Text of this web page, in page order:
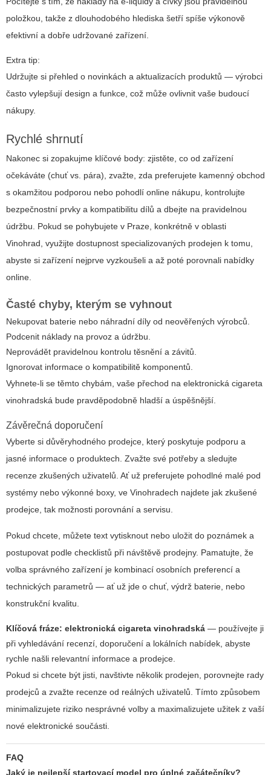
položkou, takže z dlouhodobého hlediska šetří spíše výkonově
efektivní a dobře udržované zařízení.
Extra tip:
Udržujte si přehled o novinkách a aktualizacích produktů — výrobci
často vylepšují design a funkce, což může ovlivnit vaše budoucí
nákupy.
Rychlé shrnutí
Nakonec si zopakujme klíčové body: zjistěte, co od zařízení
očekáváte (chuť vs. pára), zvažte, zda preferujete kamenný obchod
s okamžitou podporou nebo pohodlí online nákupu, kontrolujte
bezpečnostní prvky a kompatibilitu dílů a dbejte na pravidelnou
údržbu. Pokud se pohybujete v Praze, konkrétně v oblasti
Vinohrad, využijte dostupnost specializovaných prodejen k tomu,
abyste si zařízení nejprve vyzkoušeli a až poté porovnali nabídky
online.
Časté chyby, kterým se vyhnout
Nekupovat baterie nebo náhradní díly od neověřených výrobců.
Podcenit náklady na provoz a údržbu.
Neprovádět pravidelnou kontrolu těsnění a závitů.
Ignorovat informace o kompatibilitě komponentů.
Vyhnete-li se těmto chybám, vaše přechod na elektronická cigareta
vinohradská bude pravděpodobně hladší a úspěšnější.
Závěrečná doporučení
Vyberte si důvěryhodného prodejce, který poskytuje podporu a
jasné informace o produktech. Zvažte své potřeby a sledujte
recenze zkušených uživatelů. Ať už preferujete pohodlné malé pod
systémy nebo výkonné boxy, ve Vinohradech najdete jak zkušené
prodejce, tak možnosti porovnání a servisu.
Pokud chcete, můžete text vytisknout nebo uložit do poznámek a
postupovat podle checklistů při návštěvě prodejny. Pamatujte, že
volba správného zařízení je kombinací osobních preferencí a
technických parametrů — ať už jde o chuť, výdrž baterie, nebo
konstrukční kvalitu.
Klíčová fráze: elektronická cigareta vinohradská — používejte ji
při vyhledávání recenzí, doporučení a lokálních nabídek, abyste
rychle našli relevantní informace a prodejce.
Pokud si chcete být jisti, navštivte několik prodejen, porovnejte rady
prodejců a zvažte recenze od reálných uživatelů. Tímto způsobem
minimalizujete riziko nesprávné volby a maximalizujete užitek z vaší
nové elektronické součásti.
FAQ
Jaký je nejlepší startovací model pro úplné začátečníky?